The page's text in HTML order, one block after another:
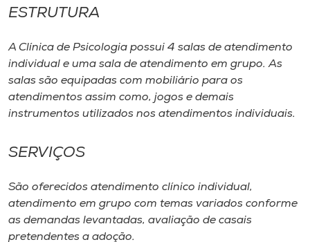
Rádio
Museu
Unoesc
Selecione
ESTRUTURA
A Clínica de Psicologia possui 4 salas de atendimento
individual e uma sala de atendimento em grupo. As
salas são equipadas com mobiliário para os
atendimentos assim como, jogos e demais
instrumentos utilizados nos atendimentos individuais.
SERVIÇOS
São oferecidos atendimento clínico individual,
atendimento em grupo com temas variados conforme
as demandas levantadas, avaliação de casais
pretendentes a adoção.